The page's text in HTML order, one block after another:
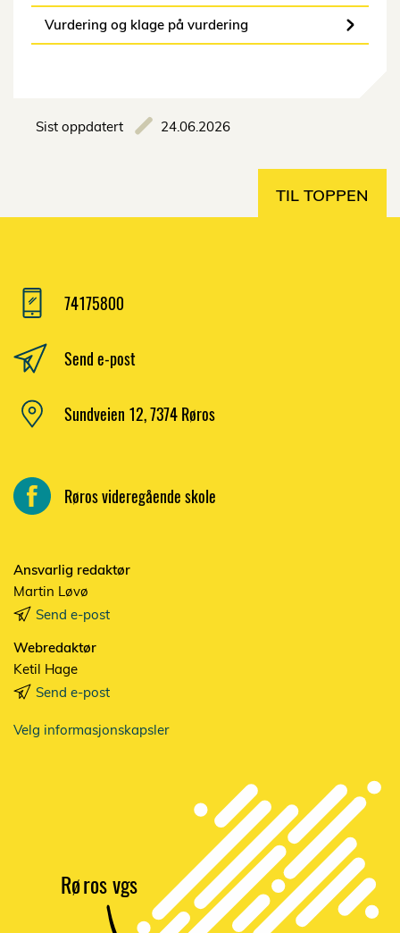
Vurdering og klage på vurdering
Sist oppdatert 24.06.2026
TIL TOPPEN
74175800
Send e-post
Sundveien 12, 7374 Røros
Røros videregående skole
Ansvarlig redaktør
Martin Løvø
Send e-post
Webredaktør
Ketil Hage
Send e-post
Velg informasjonskapsler
Røros vgs